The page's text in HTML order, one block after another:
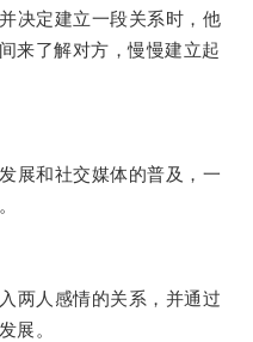
定建立一段关系时，他
来了解对方，慢慢建立起
和社交媒体的普及，一
人感情的关系，并通过
展。